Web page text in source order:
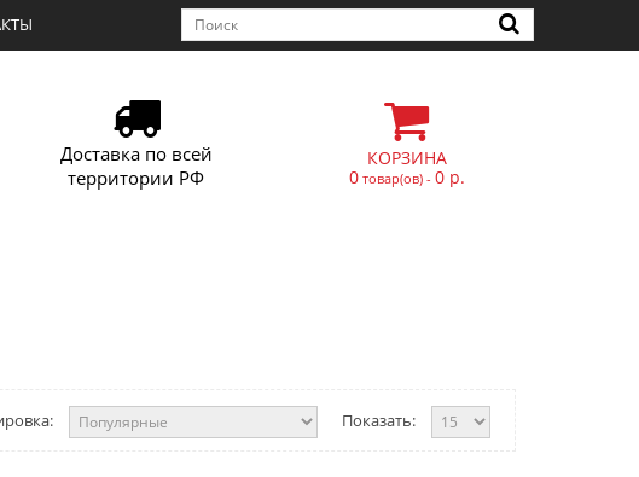
Доставка по всей
территории РФ
КОРЗИНА
0 товар(ов) - 0 р.
Показать: